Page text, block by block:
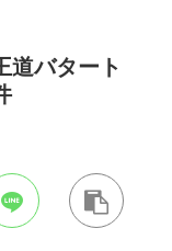
道バタート